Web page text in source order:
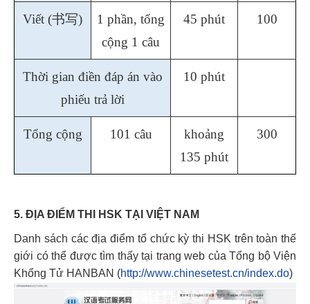
Viết (书写)
1 phần, tổng
cộng 1 câu
45 phút 100
Thời gian điền đáp án vào
phiếu trả lời
10 phút
Tổng cộng 101 câu
khoảng
135 phút
300
5. ĐỊA ĐIỂM THI HSK TẠI VIỆT NAM
Danh sách các địa điểm tổ chức kỳ thi HSK trên toàn thế
giới có thể được tìm thấy tại trang web của Tổng bộ Viện
Khổng Tử HANBAN (http://www.chinesetest.cn/index.do)